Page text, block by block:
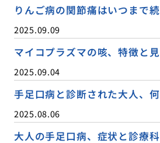
りんご病の関節痛はいつまで
2025.09.09
マイコプラズマの咳、特徴と
2025.09.04
手足口病と診断された大人、
2025.08.06
大人の手足口病、症状と診療